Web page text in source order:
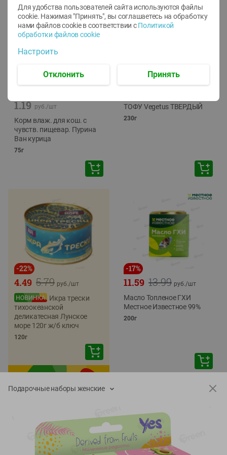
1.19 руб./шт
Корм влаж. для кош. с
чувств. пищевар. Пурина
Ван курица
75г
ТОФУ Vegetus ТВЕРДЫЙ
230г
-22%
5.79
4.49 руб./шт
Икра трески
тихоокеанской
деликатесная Лунское
море 120г ж/б ключ
120г
-17%
13.99
11.59 руб./шт
Масло Топленое ГХИ
Местное Известное 99%
200г
Подарочные наборы женские
Для удобства пользователей сайта используются файлы
cookie. Нажимая "Принять", вы соглашаетесь на обработку
нами файлов cookie в соответствии с Политикой
обработки файлов cookie
Настроить
Отклонить Принять